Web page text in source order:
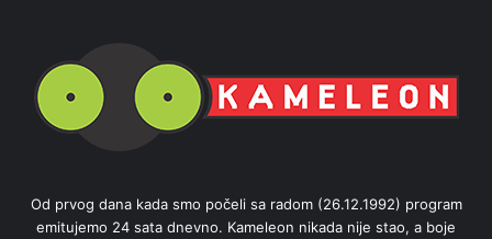
Od prvog dana kada smo počeli sa radom (26.12.1992) program
emitujemo 24 sata dnevno. Kameleon nikada nije stao, a boje